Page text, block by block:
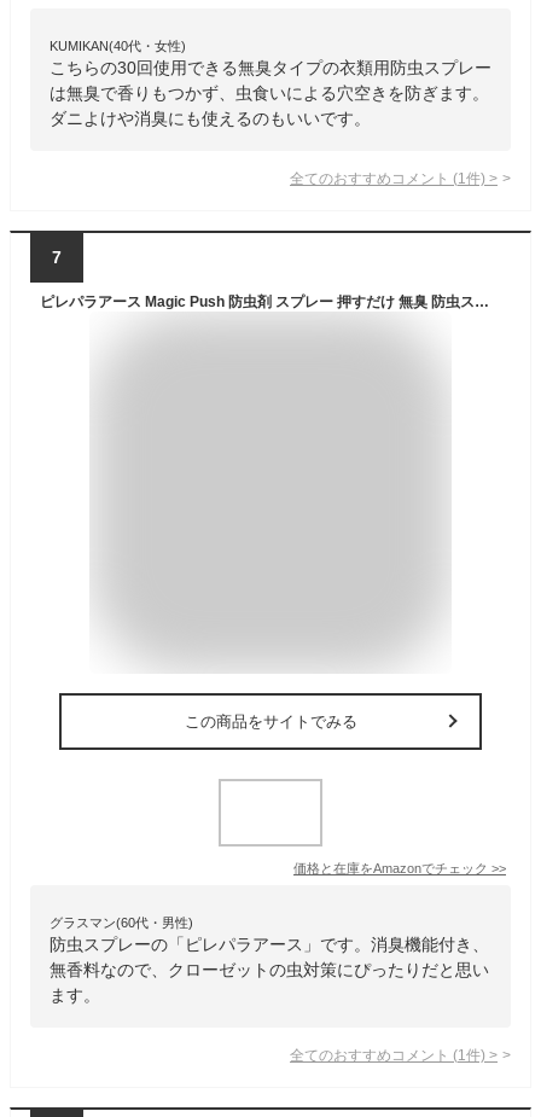
KUMIKAN(40代・女性)
こちらの30回使用できる無臭タイプの衣類用防虫スプレー
は無臭で香りもつかず、虫食いによる穴空きを防ぎます。
ダニよけや消臭にも使えるのもいいです。
全てのおすすめコメント (1 件) >
7
ピレパラアース Magic Push 防虫剤 スプレー 押すだけ 無臭 防虫スプレー 衣類 消臭 クローゼット 収納 ダニ対策 ダニよけ 無香料 (× 2)
この商品をサイトでみる
価格と在庫をAmazonでチェック >>
グラスマン(60代・男性)
防虫スプレーの「ピレパラアース」です。消臭機能付き、
無香料なので、クローゼットの虫対策にぴったりだと思い
ます。
全てのおすすめコメント (1 件) >